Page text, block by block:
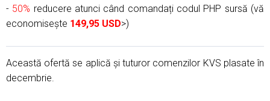
- 50% reducere atunci când comandați codul PHP sursă (vă
economisește 149,95 USD>)
Această ofertă se aplică și tuturor comenzilor KVS plasate în
decembrie.